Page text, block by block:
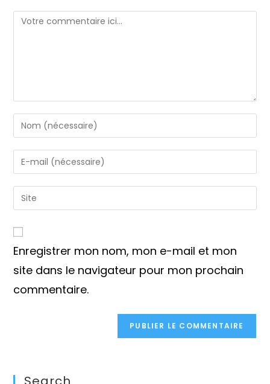
Comment
Enter
your
name
or
to
comment
Enter
your
email
address
Saisir
l’URL
votre
site
(facultatif)
Enregistrer mon nom, mon e-mail et mon
site dans le navigateur pour mon prochain
commentaire.